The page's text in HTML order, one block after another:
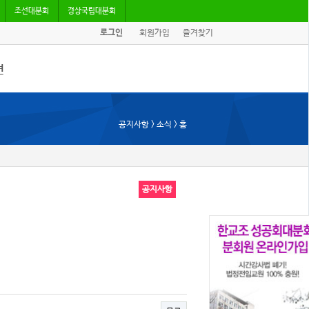
조선대분회 경상국립대분회
로그인 회원가입 즐겨찾기
공지사항 > 소식 > 홈
공지사항